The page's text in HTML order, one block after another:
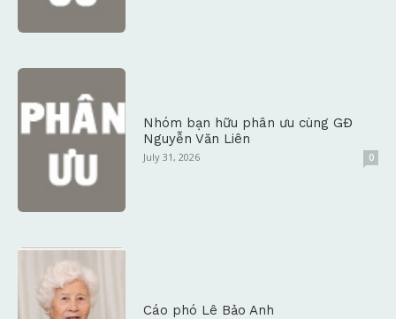
Nhóm bạn hữu phân ưu cùng GĐ
Nguyễn Văn Liên
July 31, 2026 0
Cáo phó Lê Bảo Anh